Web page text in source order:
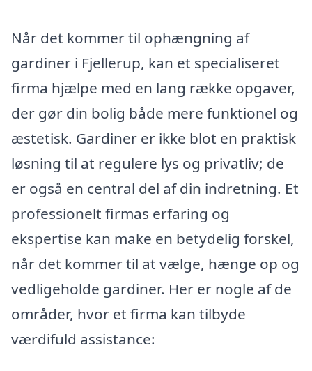
Når det kommer til ophængning af
gardiner i Fjellerup, kan et specialiseret
firma hjælpe med en lang række opgaver,
der gør din bolig både mere funktionel og
æstetisk. Gardiner er ikke blot en praktisk
løsning til at regulere lys og privatliv; de
er også en central del af din indretning. Et
professionelt firmas erfaring og
ekspertise kan make en betydelig forskel,
når det kommer til at vælge, hænge op og
vedligeholde gardiner. Her er nogle af de
områder, hvor et firma kan tilbyde
værdifuld assistance: